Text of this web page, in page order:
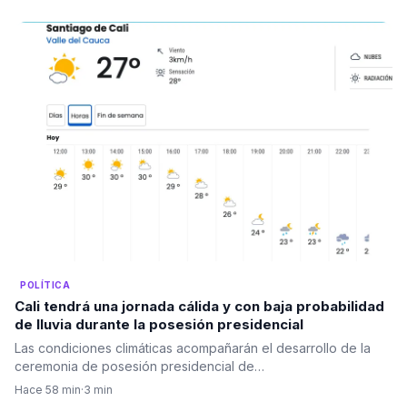
POLÍTICA
Cali tendrá una jornada cálida y con baja probabilidad
de lluvia durante la posesión presidencial
Las condiciones climáticas acompañarán el desarrollo de la
ceremonia de posesión presidencial de…
Hace 58 min·3 min